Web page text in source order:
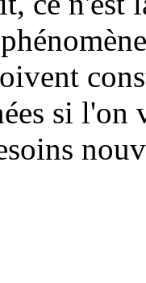
si l'on